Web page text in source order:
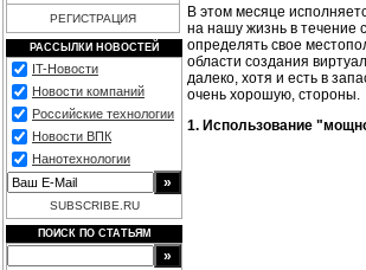
РЕГИСТРАЦИЯ
РАССЫЛКИ НОВОСТЕЙ
IT-Новости
Новости компаний
Российские технологии
Новости ВПК
Нанотехнологии
SUBSCRIBE.RU
ПОИСК ПО СТАТЬЯМ
В этом месяце
на нашу жизнь в течение
определять свое
области создания
далеко, хотя и есть в
очень хорошую, стороны.
1. Использование